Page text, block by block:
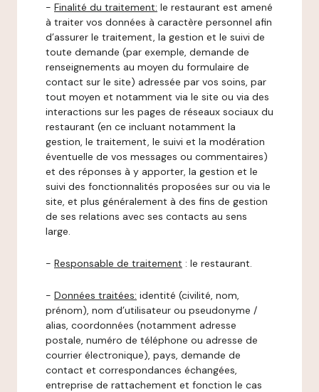
- Finalité du traitement: le restaurant est amené
à traiter vos données à caractère personnel afin
d’assurer le traitement, la gestion et le suivi de
toute demande (par exemple, demande de
renseignements au moyen du formulaire de
contact sur le site) adressée par vos soins, par
tout moyen et notamment via le site ou via des
interactions sur les pages de réseaux sociaux du
restaurant (en ce incluant notamment la
gestion, le traitement, le suivi et la modération
éventuelle de vos messages ou commentaires)
et des réponses à y apporter, la gestion et le
suivi des fonctionnalités proposées sur ou via le
site, et plus généralement à des fins de gestion
de ses relations avec ses contacts au sens
large.
- Responsable de traitement : le restaurant.
- Données traitées: identité (civilité, nom,
prénom), nom d’utilisateur ou pseudonyme /
alias, coordonnées (notamment adresse
postale, numéro de téléphone ou adresse de
courrier électronique), pays, demande de
contact et correspondances échangées,
entreprise de rattachement et fonction le cas